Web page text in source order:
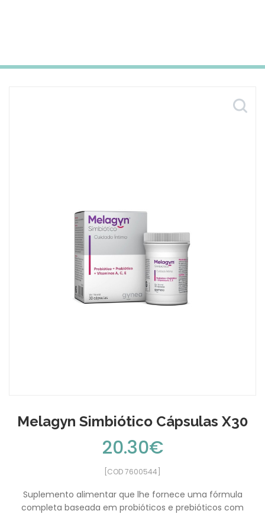
Melagyn Simbiótico Cápsulas X30
20.30€
[COD 7600544]
Suplemento alimentar que lhe fornece uma fórmula
completa baseada em probióticos e prebióticos com